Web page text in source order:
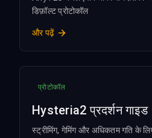
डिफ़ॉल्ट प्रोटोकॉल
और पढ़ें
प्रोटोकॉल
Hysteria2 प्रदर्शन गाइड
स्ट्रीमिंग, गेमिंग और अधिकतम गति के